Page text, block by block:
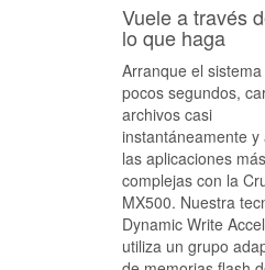
Vuele a través
lo que haga
Arranque el sistema
pocos segundos,
archivos casi
instantáneamente y
las aplicaciones más
complejas con la
MX500. Nuestra
Dynamic Write
utiliza un grupo